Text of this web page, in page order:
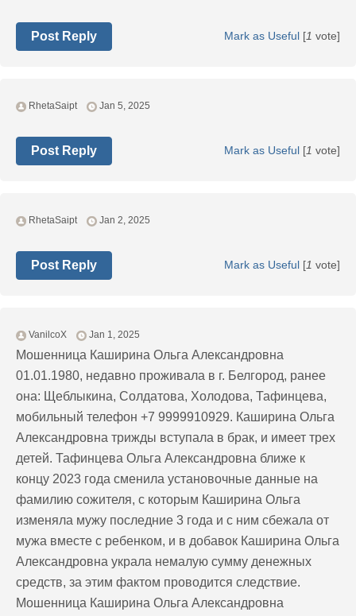
Mark as Useful [1 vote]
Post Reply
RhetaSaipt Jan 5, 2025
Mark as Useful [1 vote]
Post Reply
RhetaSaipt Jan 2, 2025
Mark as Useful [1 vote]
Post Reply
VanilcoX Jan 1, 2025
Мошенница Каширина Ольга Александровна
01.01.1980, недавно проживала в г. Белгород, ранее
она: Щеблыкина, Солдатова, Холодова, Тафинцева,
мобильный телефон +7 9999910929. Каширина Ольга
Александровна трижды вступала в брак, и имеет трех
детей. Тафинцева Ольга Александровна ближе к
концу 2023 года сменила установочные данные на
фамилию сожителя, с которым Каширина Ольга
изменяла мужу последние 3 года и с ним сбежала от
мужа вместе с ребенком, и в добавок Каширина Ольга
Александровна украла немалую сумму денежных
средств, за этим фактом проводится следствие.
Мошенница Каширина Ольга Александровна